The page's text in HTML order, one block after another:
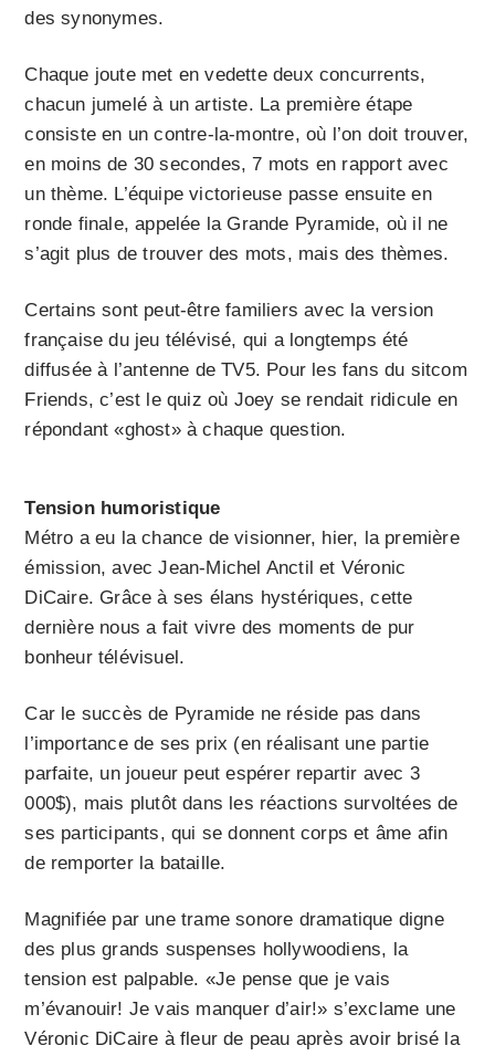
des synonymes.
Chaque joute met en vedette deux concurrents,
chacun jumelé à un artiste. La première étape
consiste en un contre-la-montre, où l’on doit trouver,
en moins de 30 secondes, 7 mots en rapport avec
un thème. L’équipe victorieuse passe ensuite en
ronde finale, appelée la Grande Pyramide, où il ne
s’agit plus de trouver des mots, mais des thèmes.
Certains sont peut-être familiers avec la version
française du jeu télévisé, qui a longtemps été
diffusée à l’antenne de TV5. Pour les fans du sitcom
Friends, c’est le quiz où Joey se rendait ridicule en
répondant «ghost» à chaque question.
Tension humoristique
Métro a eu la chance de visionner, hier, la première
émission, avec Jean-Michel Anctil et Véronic
DiCaire. Grâce à ses élans hystériques, cette
dernière nous a fait vivre des moments de pur
bonheur télévisuel.
Car le succès de Pyramide ne réside pas dans
l’impor­tan­ce de ses prix (en réalisant une partie
parfaite, un joueur peut espérer repartir avec 3
000$), mais plutôt dans les réactions survoltées de
ses participants, qui se donnent corps et âme afin
de remporter la bataille.
Magnifiée par une trame sonore dramatique digne
des plus grands suspenses hollywoodiens, la
tension est palpable. «Je pense que je vais
m’évanouir! Je vais manquer d’air!» s’exclame une
Véronic DiCaire à fleur de peau après avoir brisé la